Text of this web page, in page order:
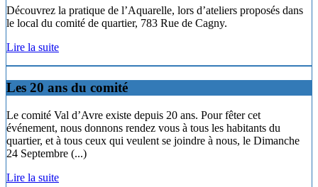
Découvrez la pratique de l’Aquarelle, lors d’ateliers proposés dans
le local du comité de quartier, 783 Rue de Cagny.
Lire la suite
Les 20 ans du comité
Le comité Val d’Avre existe depuis 20 ans. Pour fêter cet
événement, nous donnons rendez vous à tous les habitants du
quartier, et à tous ceux qui veulent se joindre à nous, le Dimanche
24 Septembre (...)
Lire la suite